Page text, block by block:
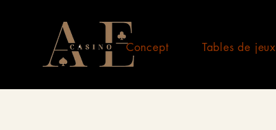
Concept Tables de jeux